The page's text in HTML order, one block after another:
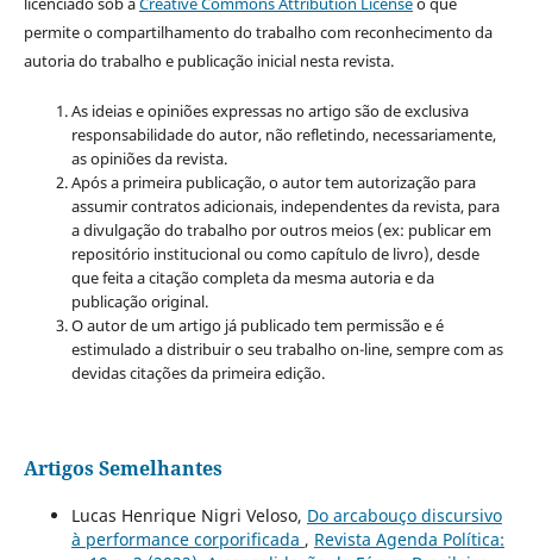
permite o compartilhamento do trabalho com reconhecimento da
autoria do trabalho e publicação inicial nesta revista.
As ideias e opiniões expressas no artigo são de exclusiva
responsabilidade do autor, não refletindo, necessariamente,
as opiniões da revista.
Após a primeira publicação, o autor tem autorização para
assumir contratos adicionais, independentes da revista, para
a divulgação do trabalho por outros meios (ex: publicar em
repositório institucional ou como capítulo de livro), desde
que feita a citação completa da mesma autoria e da
publicação original.
O autor de um artigo já publicado tem permissão e é
estimulado a distribuir o seu trabalho on-line, sempre com as
devidas citações da primeira edição.
Artigos Semelhantes
Lucas Henrique Nigri Veloso, Do arcabouço discursivo
à performance corporificada , Revista Agenda Política: